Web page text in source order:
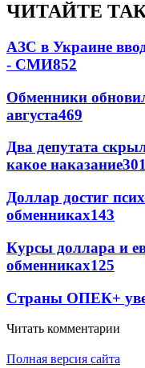
ЧИТАЙТЕ
АЗС в Украине
- СМИ852
Обменники
августа469
Два депутата
какое наказание301
Доллар достиг
обменниках143
Курсы доллара и
обменниках125
Страны ОПЕК+
Читать комментарии
Полная версия сайта